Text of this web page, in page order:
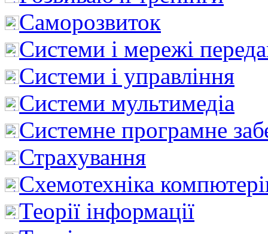
Саморозвиток
Системи і мережі
Системи і управління
Системи мультимедіа
Системне програмне
Страхування
Схемотехніка
Теорії інформації